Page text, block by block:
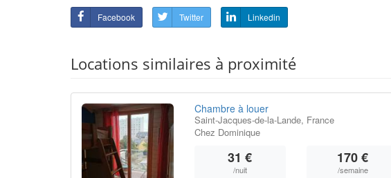
Facebook Twitter Linkedin
Locations similaires à proximité
Chambre à louer
Saint-Jacques-de-la-Lande, France
Chez Dominique
31 €
/nuit
170 €
/semaine